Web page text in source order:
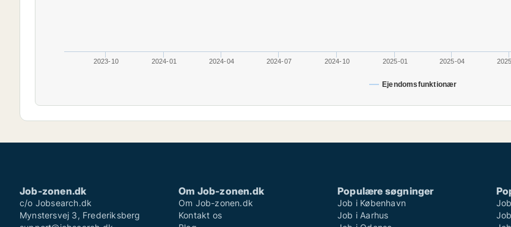
Ejendomsfunktionær
2023-10 2024-01 2024-04 2024-07 2024-10 2025-01 2025-04
Job-zonen.dk
c/o Jobsearch.dk
Mynstersvej 3, Frederiksberg
Om Job-zonen.dk
Om Job-zonen.dk
Kontakt os
Populære søgninger
Job i København
Job i Aarhus